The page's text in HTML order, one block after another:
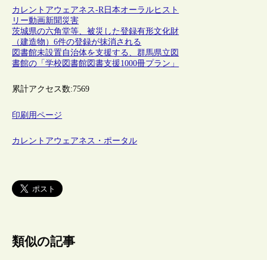
カレントアウェアネス-R日本オーラルヒスト
リー動画新聞災害
茨城県の六角堂等、被災した登録有形文化財
（建造物）6件の登録が抹消される
図書館未設置自治体を支援する、群馬県立図
書館の「学校図書館図書支援1000冊プラン」
累計アクセス数:7569
印刷用ページ
カレントアウェアネス・ポータル
類似の記事